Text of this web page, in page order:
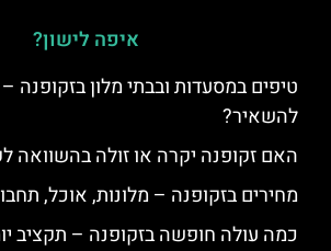
איפה לישון?
טיפים במסעדות ובבתי מלון בזקופנה
להשאיר?
האם זקופנה יקרה או זולה בהשוואה
מחירים בזקופנה – מלונות, אוכל,
כמה עולה חופשה בזקופנה – תקציב